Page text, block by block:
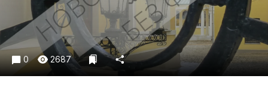
Общество
Погода
Праздники
Происшествия
0 2687